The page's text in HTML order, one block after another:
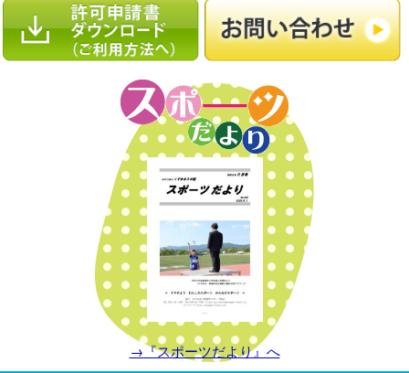
→『スポーツだより』へ